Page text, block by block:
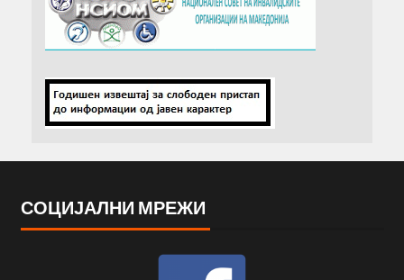
СОЦИЈАЛНИ МРЕЖИ